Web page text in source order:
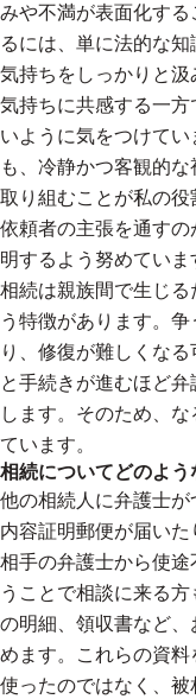
みや不満が表面化す
るには、単に法的な知
気持ちをしっかりと汲
気持ちに共感する一
いように気をつけて
も、冷静かつ客観的
取り組むことが私の役
依頼者の主張を通す
明するよう努めていま
相続は親族間で生じ
う特徴があります。
り、修復が難しくな
と手続きが進むほど
します。そのため、
ています。
相続についてどのよう
他の相続人に弁護士が
内容証明郵便が届いた
相手の弁護士から使
うことで相談に来る
の明細、領収書など
めます。これらの資
使ったのではなく、被